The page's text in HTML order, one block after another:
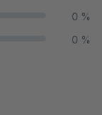
0 %
0 %